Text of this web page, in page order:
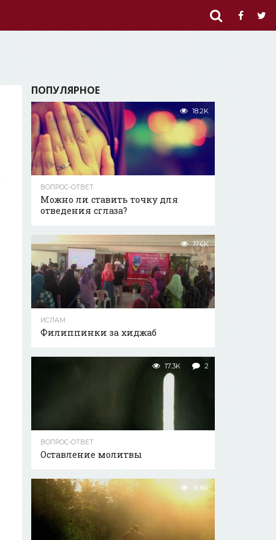
ПОПУЛЯРНОЕ
18.2K
ВОПРОС-ОТВЕТ
Можно ли ставить точку для
отведения сглаза?
17.6K
ИСЛАМ
Филиппинки за хиджаб
17.3K 2
ВОПРОС-ОТВЕТ
Оставление молитвы
16.8K